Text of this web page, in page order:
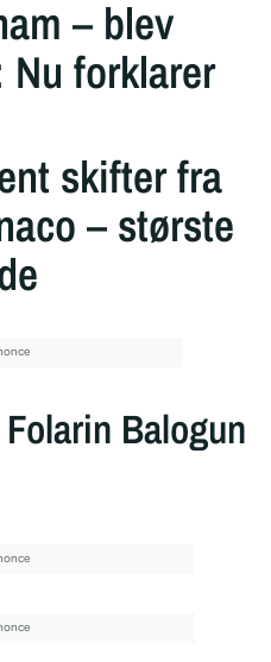
– blev
forklarer
skifter fra
– største
Balogun